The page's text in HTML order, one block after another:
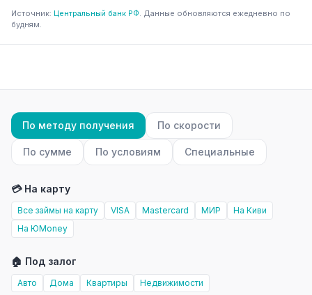
Источник: Центральный банк РФ. Данные обновляются ежедневно по
будням.
По методу получения По скорости
По сумме По условиям Специальные
💳 На карту
Все займы на карту VISA Mastercard МИР
На Киви
На ЮMoney
🏠 Под залог
Авто Дома Квартиры Недвижимости